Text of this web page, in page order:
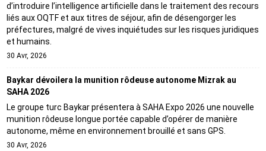
d’introduire l’intelligence artificielle dans le traitement des recours
liés aux OQTF et aux titres de séjour, afin de désengorger les
préfectures, malgré de vives inquiétudes sur les risques juridiques
et humains.
30 Avr, 2026
Baykar dévoilera la munition rôdeuse autonome Mizrak au
SAHA 2026
Le groupe turc Baykar présentera à SAHA Expo 2026 une nouvelle
munition rôdeuse longue portée capable d’opérer de manière
autonome, même en environnement brouillé et sans GPS.
30 Avr, 2026